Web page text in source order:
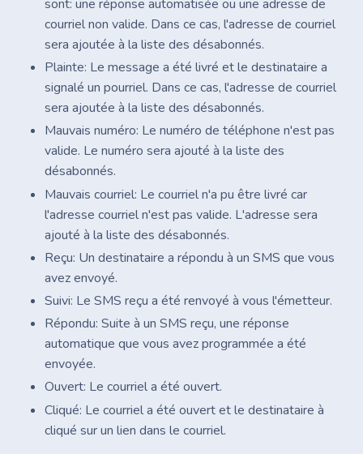
sont: une réponse automatisée ou une adresse de
courriel non valide. Dans ce cas, l'adresse de courriel
sera ajoutée à la liste des désabonnés.
Plainte: Le message a été livré et le destinataire a
signalé un pourriel. Dans ce cas, l'adresse de courriel
sera ajoutée à la liste des désabonnés.
Mauvais numéro: Le numéro de téléphone n'est pas
valide. Le numéro sera ajouté à la liste des
désabonnés.
Mauvais courriel: Le courriel n'a pu être livré car
l'adresse courriel n'est pas valide. L'adresse sera
ajouté à la liste des désabonnés.
Reçu: Un destinataire a répondu à un SMS que vous
avez envoyé.
Suivi: Le SMS reçu a été renvoyé à vous l'émetteur.
Répondu: Suite à un SMS reçu, une réponse
automatique que vous avez programmée a été
envoyée.
Ouvert: Le courriel a été ouvert.
Cliqué: Le courriel a été ouvert et le destinataire à
cliqué sur un lien dans le courriel.